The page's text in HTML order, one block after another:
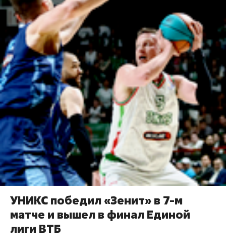
УНИКС победил «Зенит» в 7-м
матче и вышел в финал Единой
лиги ВТБ